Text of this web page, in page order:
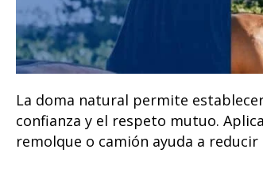
La doma natural permite
confianza y el respeto mutuo.
remolque o camión ayuda a